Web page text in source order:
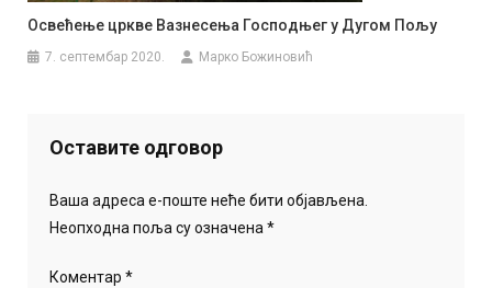
Освећење цркве Вазнесења Господњег у Дугом Пољу
7. септембар 2020. Марко Божиновић
Оставите одговор
Ваша адреса е-поште неће бити објављена.
Неопходна поља су означена*
Коментар*